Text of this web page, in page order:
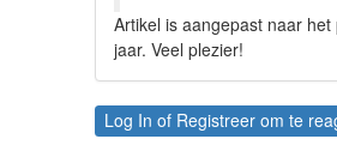
Artikel is aangepast naar
jaar. Veel plezier!
Log In of Registreer om te